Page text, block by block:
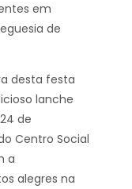
em
de
desta festa
lanche
de
Centro Social
a
alegres na